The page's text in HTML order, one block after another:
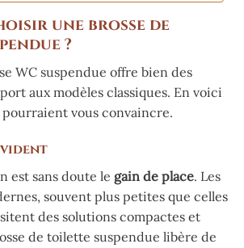
une brosse de
?
WC suspendue offre bien des
aux modèles classiques. En voici
vous convaincre.
est sans doute le gain de place. Les
souvent plus petites que celles
des solutions compactes et
de toilette suspendue libère de